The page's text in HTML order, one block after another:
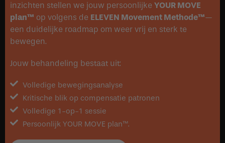
inzichten stellen we jouw persoonlijke YOUR MOVE
plan™ op volgens de ELEVEN Movement Methode™—
een duidelijke roadmap om weer vrij en sterk te
bewegen.
Jouw behandeling bestaat uit:
Volledige bewegingsanalyse
Kritische blik op compensatie patronen
Volledige 1-op-1 sessie
Persoonlijk YOUR MOVE plan™.